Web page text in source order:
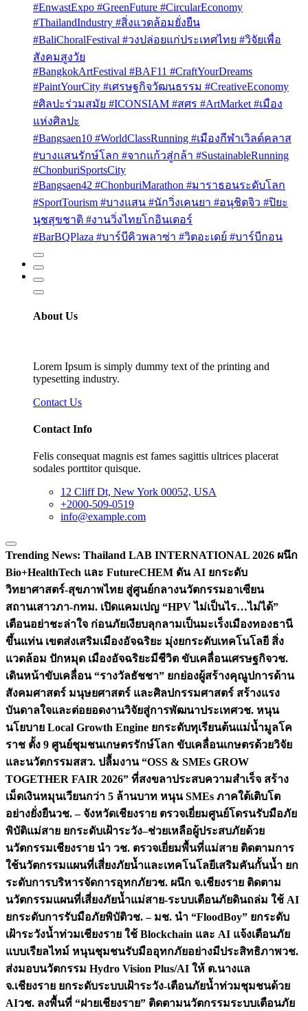
#EnwastExpo #GreenFuture #CircularEconomy
#ThailandIndustry #สิ่งแวดล้อมยั่งยืน
#BaliChoralFestival #วงปล่อยแก่ประเทศไทย #วิจัยเพื่อ
สังคมสูงวัย
#BangkokArtFestival #BAF11 #CraftYourDreams
#PaintYourCity #เศรษฐกิจวัฒนธรรม #CreativeEconomy
#ศิลปะร่วมสมัย #ICONSIAM #สศร #ArtMarket #เมือง
แห่งศิลปะ
#Bangsaen10 #WorldClassRunning #เมืองกีฬาเวิลด์คลาส
#บางแสนรักษ์โลก #จากแก้วสู่กล้า #SustainableRunning
#ChonburiSportsCity
#Bangsaen42 #ChonburiMarathon #มาราธอนระดับโลก
#SportTourism #บางแสน #นักวิ่งเคนยา #อนุชิตจิว #ปิยะ
นุชสุขชาติ #งานวิ่งไทยโกอินเตอร์
#BarBQPlaza #บาร์บีคิวพลาซ่า #วิตอะเดย์ #บาร์บีกอน
About Us
Lorem Ipsum is simply dummy text of the printing and
typesetting industry.
Contact Us
Contact Info
Felis consequat magnis est fames sagittis ultrices placerat
sodales porttitor quisque.
12 Cliff Dt, New York 00052, USA
+2000-509-0519
info@example.com
Trending News: Thailand LAB INTERNATIONAL 2026 ผนึก
Bio+HealthTech และ FutureCHEM ดัน AI ยกระดับ
วิทยาศาสตร์-สุขภาพไทย สู่ศูนย์กลางนวัตกรรมอาเซียน
สถานเสาวภา-กทม. เปิดแคมเปญ “HPV ไม่เป็นไร…ไม่ได้”
เตือนอย่าชะล่าใจ ก่อนภัยเงียบลุกลามเป็นมะเร็งเมืองทองธานี
ขึ้นแท่น เขตส่งเสริมเมืองอัจฉริยะ มุ่งยกระดับเทคโนโลยี สิ่ง
แวดล้อม ปักหมุด เมืองอัจฉริยะมีชีวิต ขับเคลื่อนเศรษฐกิจวช.
เดินหน้าขับเคลื่อน “รางวัลธัชชา” ยกย่องผู้สร้างคุณูปการด้าน
สังคมศาสตร์ มนุษยศาสตร์ และศิลปกรรมศาสตร์ สร้างแรง
บันดาลใจและต่อยอดงานวิจัยสู่การพัฒนาประเทศวช. หนุน
นโยบาย Local Growth Engine ยกระดับทุเรียนต้นแม่น้ำมูลโค
ราช ตั้ง 9 ศูนย์ชุมชนเกษตรรักษ์โลก ขับเคลื่อนเกษตรด้วยวิจัย
และนวัตกรรมสสว. ปลื้มงาน “OSS & SMEs GROW
TOGETHER FAIR 2026” ที่สงขลาประสบความสำเร็จ สร้าง
เม็ดเงินหมุนเวียนกว่า 5 ล้านบาท หนุน SMEs ภาคใต้เติบโต
อย่างยั่งยืนวช. – จังหวัดเชียงราย ตรวจเยี่ยมศูนย์โดรนรับมือภัย
พิบัติแม่สาย ยกระดับเฝ้าระวัง–ช่วยเหลือผู้ประสบภัยด้วย
นวัตกรรมเชียงราย นำ วช. ตรวจเยี่ยมพื้นที่แม่สาย ติดตามการ
ใช้นวัตกรรมแผนที่เสี่ยงภัยน้ำและเทคโนโลยีเสริมคันกั้นน้ำ ยก
ระดับการบริหารจัดการอุทกภัยวช. ผนึก จ.เชียงราย ติดตาม
นวัตกรรมแผนที่เสี่ยงภัยน้ำแม่สาย-ระบบเตือนภัยดินถล่ม ใช้ AI
ยกระดับการรับมือภัยพิบัติวช. – มช. นำ “FloodBoy” ยกระดับ
เฝ้าระวังน้ำท่วมเชียงราย ใช้ Blockchain และ AI แจ้งเตือนภัย
แบบเรียลไทม์ หนุนชุมชนรับมืออุทกภัยอย่างมีประสิทธิภาพวช.
ส่งมอบนวัตกรรม Hydro Vision Plus/AI ให้ ต.นางแล
จ.เชียงราย ยกระดับระบบเฝ้าระวัง-เตือนภัยน้ำท่วมชุมชนด้วย
AIวช. ลงพื้นที่ “ฝายเชียงราย” ติดตามนวัตกรรมระบบเตือนภัย